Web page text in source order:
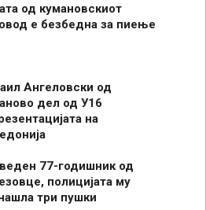
од кумановскиот
е безбедна за пиење
Ангеловски од
дел од У16
на
77-годишник од
полицијата му
три пушки